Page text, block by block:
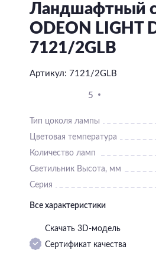
Ландшафтный
ODEON LIGHT
7121/2GLB
Артикул: 7121/2GLB
5
Тип цоколя лампы
Цветовая температура
Количество ламп
Светильник Высота, мм
Серия
Все характеристики
Скачать 3D-модель
Сертификат качества